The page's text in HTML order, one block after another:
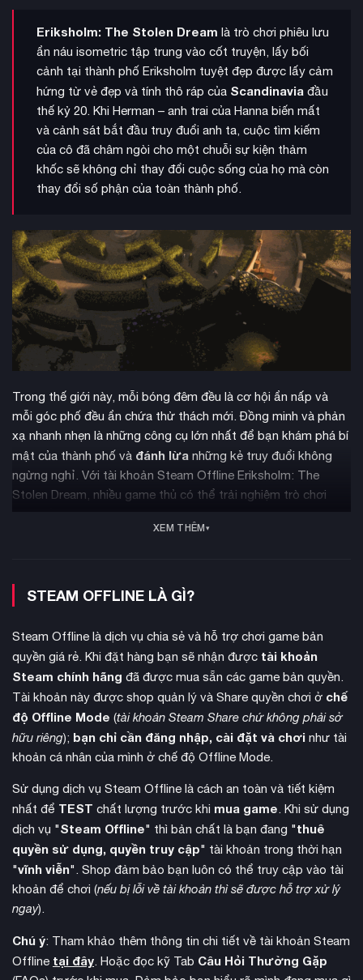
Eriksholm: The Stolen Dream là trò chơi phiêu lưu
ẩn náu isometric tập trung vào cốt truyện, lấy bối
cảnh tại thành phố Eriksholm tuyệt đẹp được lấy cảm
hứng từ vẻ đẹp và tính thô ráp của Scandinavia đầu
thế kỷ 20. Khi Herman – anh trai của Hanna biến mất
và cảnh sát bắt đầu truy đuổi anh ta, cuộc tìm kiếm
của cô đã châm ngòi cho một chuỗi sự kiện thảm
khốc sẽ không chỉ thay đổi cuộc sống của họ mà còn
thay đổi số phận của toàn thành phố.
Trong thế giới này, mỗi bóng đêm đều là cơ hội ẩn nấp và
mỗi góc phố đều ẩn chứa thử thách mới. Đồng minh và phản
xạ nhanh nhẹn là những công cụ lớn nhất để bạn khám phá bí
mật của thành phố và đánh lừa những kẻ truy đuổi không
ngừng nghỉ. Với tài khoản Steam Offline Eriksholm: The
Stolen Dream, nhiều game thủ có thể trải nghiệm trò chơi
Câu chuyện theo chân cuộc phiêu lưu của Hanna qua những
con phố sống động của Eriksholm trong nhiệm vụ tìm kiếm
anh trai Herman và khám phá bí ẩn đằng sau sự biến mất của
anh ta. Hành trình sẽ đưa Hanna vào con đường không thể
quay lại, buộc cô phải vươn lên từ tầng lớp dưới đáy của
Eriksholm và trở thành biểu tượng của sự thay đổi chống lại
chính phủ áp bức. Mỗi manh mối đưa bạn đến gần hơn với sự
thật, nhưng nguy hiểm rình rập ở mọi ngả rẽ với những
quyền lực lớn hơnđang tác động.
XEM THÊM
STEAM OFFLINE LÀ GÌ?
Steam Offline là dịch vụ chia sẻ và hỗ trợ chơi game bản
quyền giá rẻ. Khi đặt hàng bạn sẽ nhận được tài khoản
Steam chính hãng đã được mua sẵn các game bản quyền.
Tài khoản này được shop quản lý và Share quyền chơi ở chế
độ Offline Mode (tài khoản Steam Share chứ không phải sở
hữu riêng); bạn chỉ cần đăng nhập, cài đặt và chơi như tài
khoản cá nhân của mình ở chế độ Offline Mode.
Sử dụng dịch vụ Steam Offline là cách an toàn và tiết kiệm
nhất để TEST chất lượng trước khi mua game. Khi sử dụng
dịch vụ "Steam Offline" thì bản chất là bạn đang "thuê
quyền sử dụng, quyền truy cập" tài khoản trong thời hạn
"vĩnh viễn". Shop đảm bảo bạn luôn có thể truy cập vào tài
khoản để chơi (nếu bị lỗi về tài khoản thì sẽ được hỗ trợ xử lý
ngay).
Chú ý: Tham khảo thêm thông tin chi tiết về tài khoản Steam
Offline tại đây. Hoặc đọc kỹ Tab Câu Hỏi Thường Gặp